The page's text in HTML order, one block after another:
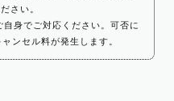
さい。
身でご対応ください。可否に
ンセル料が発生します。